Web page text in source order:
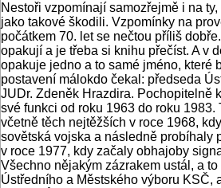
Nestoři vzpomínají samozřejmě i na
jako takové škodili. Vzpomínky na
počátkem 70. let se nečtou příliš
opakují a je třeba si knihu přečíst. A v
opakuje jedno a to samé jméno, které
postavení málokdo čekal: předseda
JUDr. Zdeněk Hrazdira. Pochopitelně
své funkci od roku 1963 do roku 1983.
včetně těch nejtěžších v roce 1968,
sovětská vojska a následně probíhaly
v roce 1977, kdy začaly obhajoby
Všechno nějakým zázrakem ustál, a
Ústředního a Městského výboru KSČ,